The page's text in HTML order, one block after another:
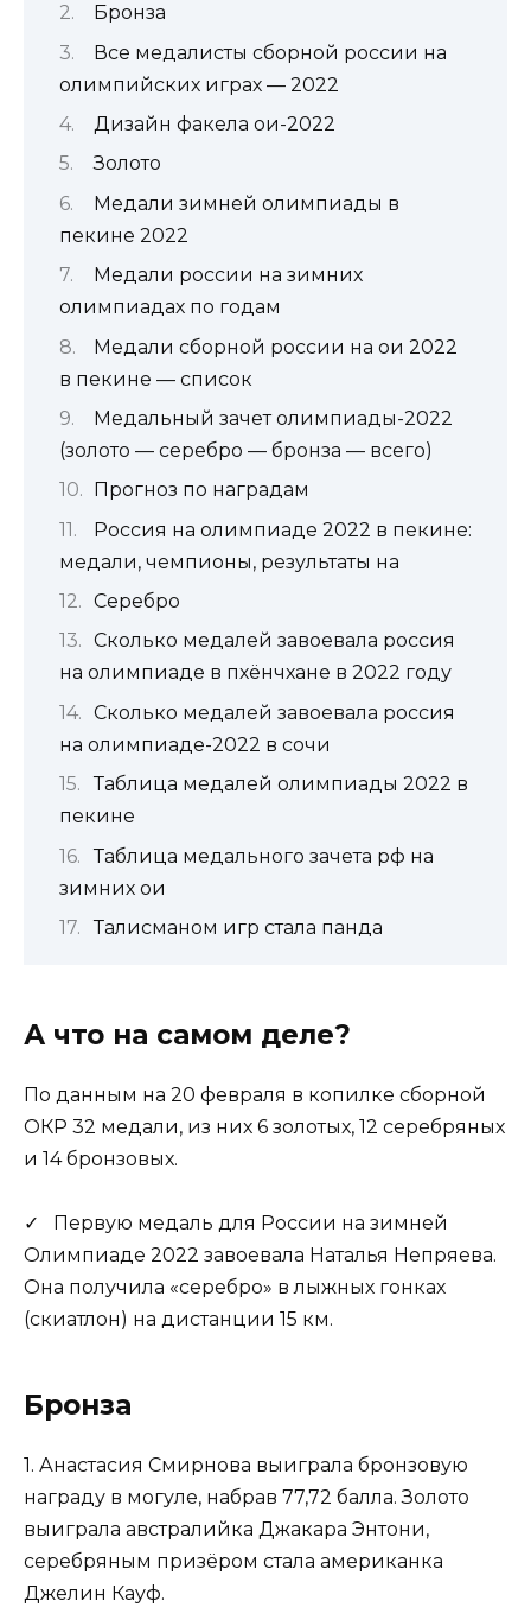
Бронза
Все медалисты сборной россии на
олимпийских играх — 2022
Дизайн факела ои-2022
Золото
Медали зимней олимпиады в
пекине 2022
Медали россии на зимних
олимпиадах по годам
Медали сборной россии на ои 2022
в пекине — список
Медальный зачет олимпиады-2022
(золото — серебро — бронза — всего)
Прогноз по наградам
Россия на олимпиаде 2022 в пекине:
медали, чемпионы, результаты на
Серебро
Сколько медалей завоевала россия
на олимпиаде в пхёнчхане в 2022 году
Сколько медалей завоевала россия
на олимпиаде-2022 в сочи
Таблица медалей олимпиады 2022 в
пекине
Таблица медального зачета рф на
зимних ои
Талисманом игр стала панда
А что на самом деле?
По данным на 20 февраля в копилке сборной
ОКР 32 медали, из них 6 золотых, 12 серебряных
и 14 бронзовых.
✓ Первую медаль для России на зимней
Олимпиаде 2022 завоевала Наталья Непряева.
Она получила «серебро» в лыжных гонках
(скиатлон) на дистанции 15 км.
Бронза
1. Анастасия Смирнова выиграла бронзовую
награду в могуле, набрав 77,72 балла. Золото
выиграла австралийка Джакара Энтони,
серебряным призёром стала американка
Джелин Кауф.